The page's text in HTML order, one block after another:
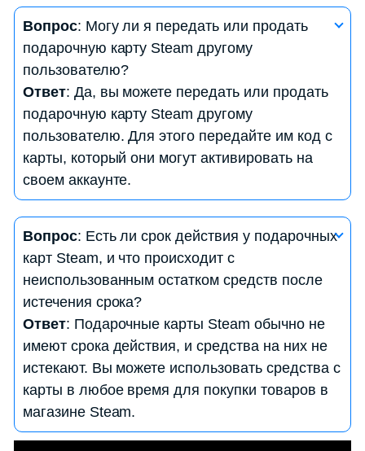
Вопрос: Какие игры и контент можно приобрести
с использованием подарочной карты Steam?
Ответ: С помощью подарочной карты Steam вы
можете приобрести игры, дополнения,
программное обеспечение, музыку и другой
контент в магазине Steam. Выбор зависит от
доступных продуктов в магазине.
Вопрос: Могу ли я передать или продать
подарочную карту Steam другому
пользователю?
Ответ: Да, вы можете передать или продать
подарочную карту Steam другому
пользователю. Для этого передайте им код с
карты, который они могут активировать на
своем аккаунте.
Вопрос: Как проверить баланс на моей
подарочной карте Steam?
Ответ : Для проверки баланса на вашей
подарочной карте Steam, выполните следующие
шаги:
— Зайдите в свой аккаунт Steam.
— В верхнем правом углу страницы вы увидите
свой баланс в денежных единицах.
Вопрос: Есть ли срок действия у подарочных
карт Steam, и что происходит с
неиспользованным остатком средств после
истечения срока?
Ответ: Подарочные карты Steam обычно не
имеют срока действия, и средства на них не
истекают. Вы можете использовать средства с
карты в любое время для покупки товаров в
магазине Steam.